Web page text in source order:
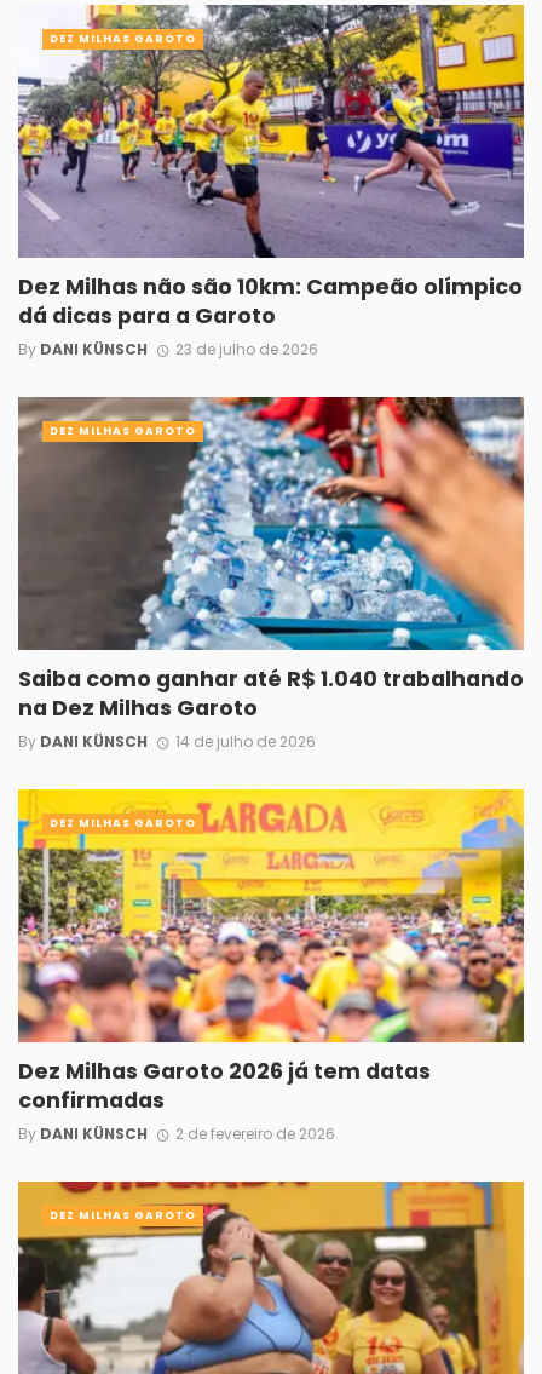
Dez Milhas não são 10km: Campeão olímpico
dá dicas para a Garoto
By DANI KÜNSCH 23 de julho de 2026
DEZ MILHAS GAROTO
Saiba como ganhar até R$ 1.040 trabalhando
na Dez Milhas Garoto
By DANI KÜNSCH 14 de julho de 2026
DEZ MILHAS GAROTO
Dez Milhas Garoto 2026 já tem datas
confirmadas
By DANI KÜNSCH 2 de fevereiro de 2026
DEZ MILHAS GAROTO
DEZ MILHAS GAROTO